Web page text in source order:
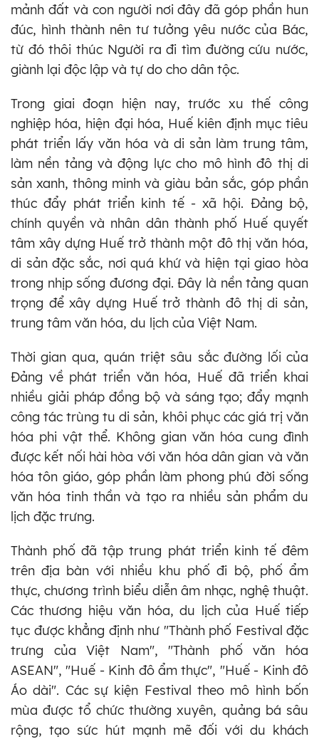
mảnh đất và con người nơi đây đã góp phần hun
đúc, hình thành nên tư tưởng yêu nước của Bác,
từ đó thôi thúc Người ra đi tìm đường cứu nước,
giành lại độc lập và tự do cho dân tộc.
Trong giai đoạn hiện nay, trước xu thế công
nghiệp hóa, hiện đại hóa, Huế kiên định mục tiêu
phát triển lấy văn hóa và di sản làm trung tâm,
làm nền tảng và động lực cho mô hình đô thị di
sản xanh, thông minh và giàu bản sắc, góp phần
thúc đẩy phát triển kinh tế - xã hội. Đảng bộ,
chính quyền và nhân dân thành phố Huế quyết
tâm xây dựng Huế trở thành một đô thị văn hóa,
di sản đặc sắc, nơi quá khứ và hiện tại giao hòa
trong nhịp sống đương đại. Đây là nền tảng quan
trọng để xây dựng Huế trở thành đô thị di sản,
trung tâm văn hóa, du lịch của Việt Nam.
Thời gian qua, quán triệt sâu sắc đường lối của
Đảng về phát triển văn hóa, Huế đã triển khai
nhiều giải pháp đồng bộ và sáng tạo; đẩy mạnh
công tác trùng tu di sản, khôi phục các giá trị văn
hóa phi vật thể. Không gian văn hóa cung đình
được kết nối hài hòa với văn hóa dân gian và văn
hóa tôn giáo, góp phần làm phong phú đời sống
văn hóa tinh thần và tạo ra nhiều sản phẩm du
lịch đặc trưng.
Thành phố đã tập trung phát triển kinh tế đêm
trên địa bàn với nhiều khu phố đi bộ, phố ẩm
thực, chương trình biểu diễn âm nhạc, nghệ thuật.
Các thương hiệu văn hóa, du lịch của Huế tiếp
tục được khẳng định như "Thành phố Festival đặc
trưng của Việt Nam", "Thành phố văn hóa
ASEAN", "Huế - Kinh đô ẩm thực", "Huế - Kinh đô
Áo dài". Các sự kiện Festival theo mô hình bốn
mùa được tổ chức thường xuyên, quảng bá sâu
rộng, tạo sức hút mạnh mẽ đối với du khách